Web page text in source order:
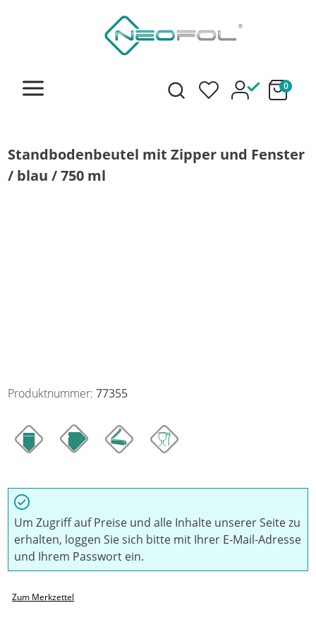
0
Standbodenbeutel mit Zipper und Fenster
/ blau / 750 ml
Produktnummer:77355
Um Zugriff auf Preise und alle Inhalte unserer Seite zu
erhalten, loggen Sie sich bitte mit Ihrer E-Mail-Adresse
und Ihrem Passwort ein.
Zum Merkzettel